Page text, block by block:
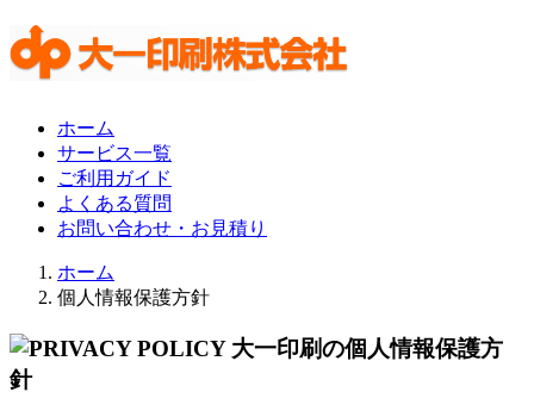
ホーム
サービス一覧
ご利用ガイド
よくある質問
お問い合わせ・お見積り
ホーム
個人情報保護方針